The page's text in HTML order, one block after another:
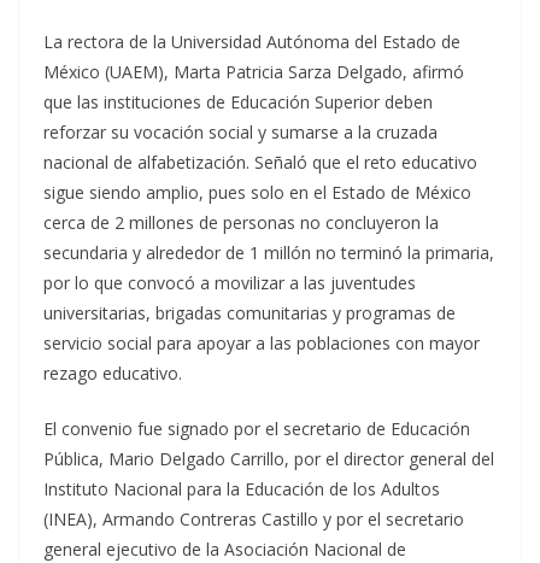
La rectora de la Universidad Autónoma del Estado de
México (UAEM), Marta Patricia Sarza Delgado, afirmó
que las instituciones de Educación Superior deben
reforzar su vocación social y sumarse a la cruzada
nacional de alfabetización. Señaló que el reto educativo
sigue siendo amplio, pues solo en el Estado de México
cerca de 2 millones de personas no concluyeron la
secundaria y alrededor de 1 millón no terminó la primaria,
por lo que convocó a movilizar a las juventudes
universitarias, brigadas comunitarias y programas de
servicio social para apoyar a las poblaciones con mayor
rezago educativo.
El convenio fue signado por el secretario de Educación
Pública, Mario Delgado Carrillo, por el director general del
Instituto Nacional para la Educación de los Adultos
(INEA), Armando Contreras Castillo y por el secretario
general ejecutivo de la Asociación Nacional de